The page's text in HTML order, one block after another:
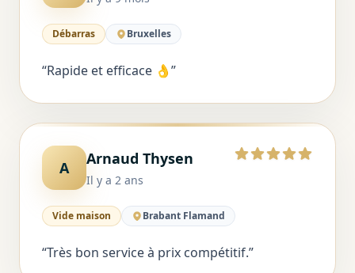
Débarras Bruxelles
“Rapide et efficace 👌”
A Arnaud Thysen
Il y a 2 ans
5 sur 5
Vide maison Brabant Flamand
“Très bon service à prix compétitif.”